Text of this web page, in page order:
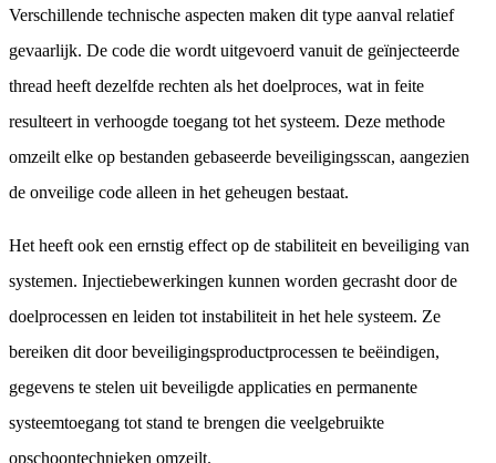
Verschillende technische aspecten maken dit type aanval relatief
gevaarlijk. De code die wordt uitgevoerd vanuit de geïnjecteerde
thread heeft dezelfde rechten als het doelproces, wat in feite
resulteert in verhoogde toegang tot het systeem. Deze methode
omzeilt elke op bestanden gebaseerde beveiligingsscan, aangezien
de onveilige code alleen in het geheugen bestaat.
Het heeft ook een ernstig effect op de stabiliteit en beveiliging van
systemen. Injectiebewerkingen kunnen worden gecrasht door de
doelprocessen en leiden tot instabiliteit in het hele systeem. Ze
bereiken dit door beveiligingsproductprocessen te beëindigen,
gegevens te stelen uit beveiligde applicaties en permanente
systeemtoegang tot stand te brengen die veelgebruikte
opschoontechnieken omzeilt.